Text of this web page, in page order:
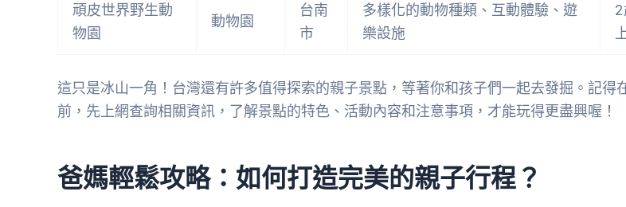
頑皮世界野生動
物園
動物園
台南
市
多樣化的動物種類、互動體驗、遊
樂設施
這只是冰山一角！台灣還有許多值得探索的親子景點，等著你和孩子們一起去發掘。記得
前，先上網查詢相關資訊，了解景點的特色、活動內容和注意事項，才能玩得更盡興喔！
爸媽輕鬆攻略：如何打造完美的親子行程？